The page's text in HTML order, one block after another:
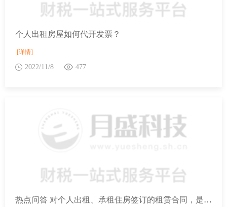
个人出租房屋如何代开发票？
[详情]
2022/11/8 477
热点问答 对个人出租、承租住房签订的租赁合同，是否免征印花税？